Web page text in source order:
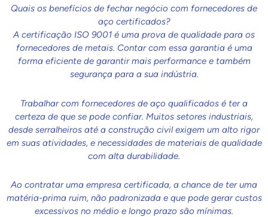
Quais os benefícios de fechar negócio com fornecedores de
aço certificados?
A certificação ISO 9001 é uma prova de qualidade para os
fornecedores de metais. Contar com essa garantia é uma
forma eficiente de garantir mais performance e também
segurança para a sua indústria.
Trabalhar com fornecedores de aço qualificados é ter a
certeza de que se pode confiar. Muitos setores industriais,
desde serralheiros até a construção civil exigem um alto rigor
em suas atividades, e necessidades de materiais de qualidade
com alta durabilidade.
Ao contratar uma empresa certificada, a chance de ter uma
matéria-prima ruim, não padronizada e que pode gerar custos
excessivos no médio e longo prazo são mínimas.